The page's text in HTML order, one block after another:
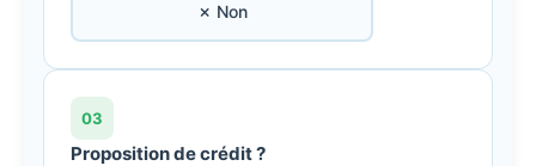
✗ Non
03
Proposition de crédit ?